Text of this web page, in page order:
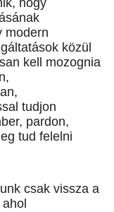
hogy
modern
közül
kell mozognia
tudjon
pardon,
tud felelni
csak vissza a